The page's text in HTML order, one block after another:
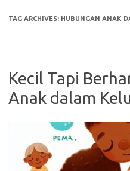
TAG ARCHIVES: HUBUNGAN ANAK
Kecil Tapi
Anak dalam